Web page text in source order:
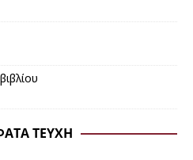
ΤΕΎΧΗ